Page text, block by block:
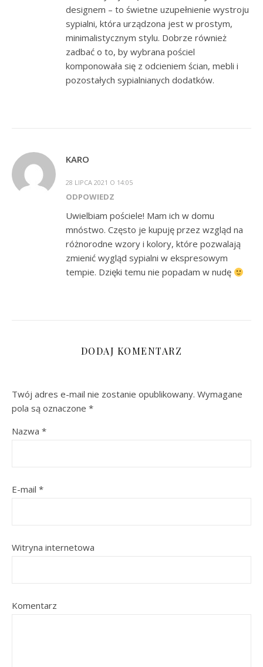
designem – to świetne uzupełnienie wystroju
sypialni, która urządzona jest w prostym,
minimalistycznym stylu. Dobrze również
zadbać o to, by wybrana pościel
komponowała się z odcieniem ścian, mebli i
pozostałych sypialnianych dodatków.
KARO
28 LIPCA 2021 O 14:05
ODPOWIEDZ
Uwielbiam pościele! Mam ich w domu
mnóstwo. Często je kupuję przez wzgląd na
różnorodne wzory i kolory, które pozwalają
zmienić wygląd sypialni w ekspresowym
tempie. Dzięki temu nie popadam w nudę
DODAJ KOMENTARZ
Twój adres e-mail nie zostanie opublikowany. Wymagane
pola są oznaczone *
Nazwa *
E-mail *
Witryna internetowa
Komentarz